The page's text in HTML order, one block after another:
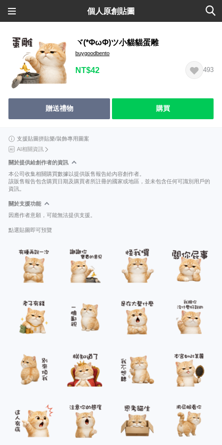
個人原創貼圖
ヾ(*ΦωΦ)ツ小貓貓蛋雕
buygoodbento
NT$42 493
贈送禮物 購買
支援貼圖拼貼樂/裝飾專用圖案
AI相關資訊
關於提供給創作者的資訊
本公司收集相關購買數據以提供販售報告給內容創作者。
該販售報告包含購買日期及購買者所註冊的國家或地區，並未包含任何可識別用戶的
資訊。
關於支援功能
因應作者意願，可能無法提供支援。
點選貼圖即可預覽